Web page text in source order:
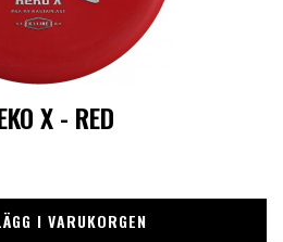
X - RED
I VARUKORGEN